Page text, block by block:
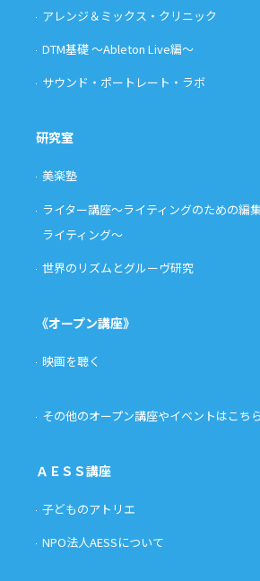
アレンジ＆ミックス・クリニック
DTM基礎 〜Ableton Live編〜
サウンド・ポートレート・ラボ
研究室
美楽塾
ライター講座〜ライティングのための編
ライティング〜
世界のリズムとグルーヴ研究
《オープン講座》
映画を聴く
その他のオープン講座やイベントはこち
ＡＥＳＳ講座
子どものアトリエ
NPO法人AESSについて